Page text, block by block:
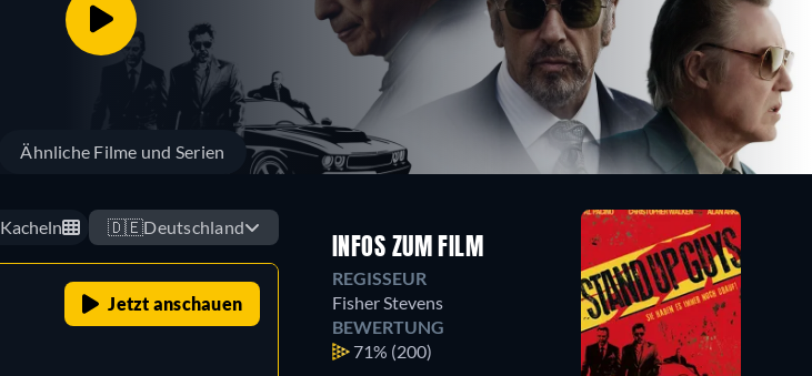
Ähnliche Filme und Serien
Kacheln 🇩🇪Deutschland
Jetzt anschauen
INFOS ZUM FILM
REGISSEUR
Fisher Stevens
BEWERTUNG
71% (200)